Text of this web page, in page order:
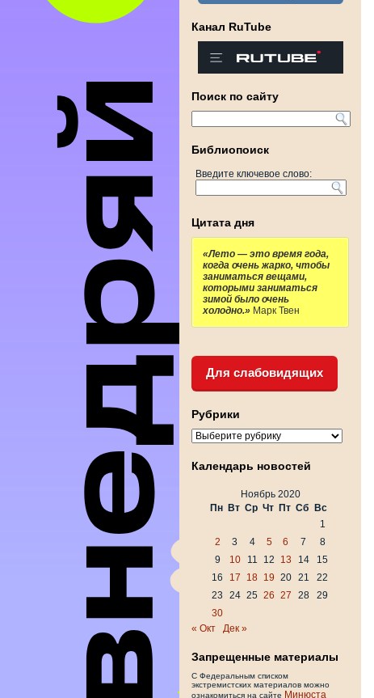
Канал RuTube
Поиск по сайту
Библиопоиск
Введите ключевое слово:
Цитата дня
«Лето — это время года,
когда очень жарко, чтобы
заниматься вещами,
которыми заниматься
зимой было очень
холодно.» Марк Твен
Для слабовидящих
Рубрики
Рубрики
Календарь новостей
Ноябрь 2020
Пн Вт Ср Чт Пт Сб
Вс
1
2
3 4 5 6 7
8
9
10 11 12 13 14
15
16
17 18 19 20 21
22
23
24 25 26 27 28
29
30
« Окт
Дек »
Запрещенные материалы
С Федеральным списком
экстремистских материалов можно
ознакомиться на сайте Минюста